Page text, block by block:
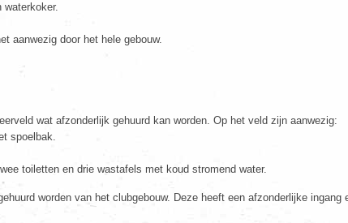
waterkoker.
aanwezig door het hele gebouw.
wat afzonderlijk gehuurd kan worden. Op het veld zijn aanwezig:
spoelbak.
toiletten en drie wastafels met koud stromend water.
worden van het clubgebouw. Deze heeft een afzonderlijke ingang